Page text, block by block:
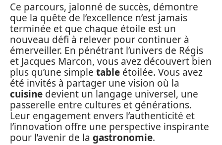
Ce parcours, jalonné de succès, démontre
que la quête de l’excellence n’est jamais
terminée et que chaque étoile est un
nouveau défi à relever pour continuer à
émerveiller. En pénétrant l’univers de Régis
et Jacques Marcon, vous avez découvert bien
plus qu’une simple table étoilée. Vous avez
été invités à partager une vision où la
cuisine devient un langage universel, une
passerelle entre cultures et générations.
Leur engagement envers l’authenticité et
l’innovation offre une perspective inspirante
pour l’avenir de la gastronomie.